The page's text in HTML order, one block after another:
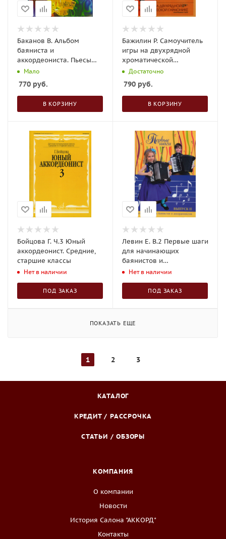
Баканов В. Альбом
баяниста и
аккордеониста. Пьесы
для детей и юношества
Мало
770 руб.
В КОРЗИНУ
Бажилин Р. Самоучитель
игры на двухрядной
хроматической
гармонике
Достаточно
790 руб.
В КОРЗИНУ
Бойцова Г. Ч.3 Юный
аккордеонист. Средние,
старшие классы
Нет в наличии
ПОД ЗАКАЗ
Левин Е. В.2 Первые шаги
для начинающих
баянистов и
аккордеонистов
Нет в наличии
ПОД ЗАКАЗ
ПОКАЗАТЬ ЕЩЕ
1 2 3
КАТАЛОГ
КРЕДИТ / РАССРОЧКА
СТАТЬИ / ОБЗОРЫ
КОМПАНИЯ
О компании
Новости
История Салона "АККОРД"
Контакты